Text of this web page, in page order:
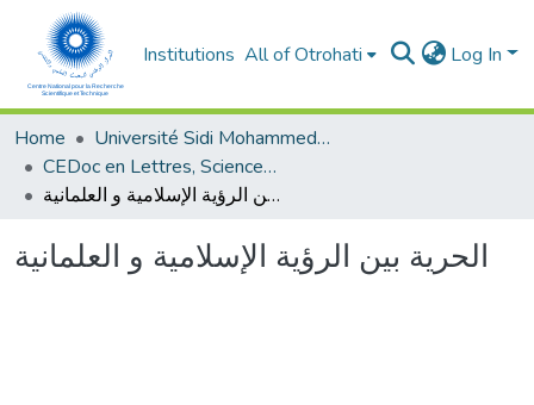
Institutions All of Otrohati Log In
Home
Université Sidi Mohammed Ben Abdellah - Fès
CEDoc en Lettres, Sciences Humaines, Arts et Sciences de l’Education (CED - LSHASE)
الحرية بين الرؤية الإسلامية و العلمانية
الحرية بين الرؤية الإسلامية و العلمانية